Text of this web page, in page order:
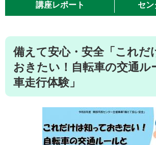
講座レポート セン
備えて安心・安全「これだ
おきたい！自転車の交通ル
車走行体験」